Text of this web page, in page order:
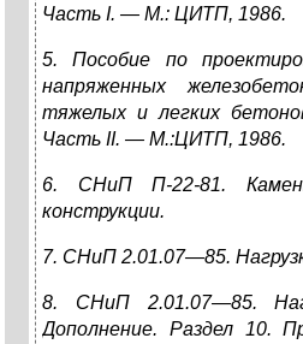
Часть I. — М.: ЦИТП, 1986.
5. Пособие по
напряженных
тяжелых и легких
Часть II. — М.:ЦИТП, 1986.
6. СНиП П-22-81.
конструкции.
7. СНиП 2.01.07—85.
8. СНиП 2.01.07—85.
Дополнение. Раздел 10.